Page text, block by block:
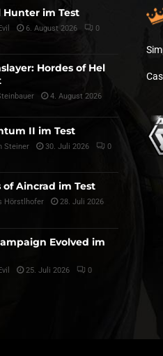
Hunter im Test
6. August 2026 0
Hordes of Hel
4. August 2026
II im Test
Steiner 30. Juli 2026 0
of Aincrad im Test
Hörstlhofer
28. Juli 2026
Evolved im
25. Juli 2026 0